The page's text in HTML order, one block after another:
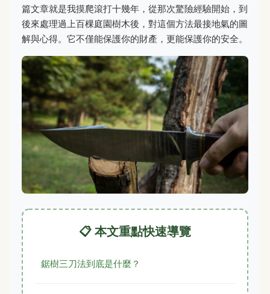
篇文章就是我摸爬滾打十幾年，從那次驚險經驗開始，到
後來處理過上百棵庭園樹木後，對這個方法最接地氣的圖
解與心得。它不僅能保護你的財產，更能保護你的安全。
📋 本文重點快速導覽
鋸樹三刀法到底是什麼？